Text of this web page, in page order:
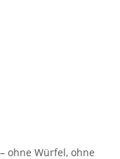
– ohne Würfel, ohne